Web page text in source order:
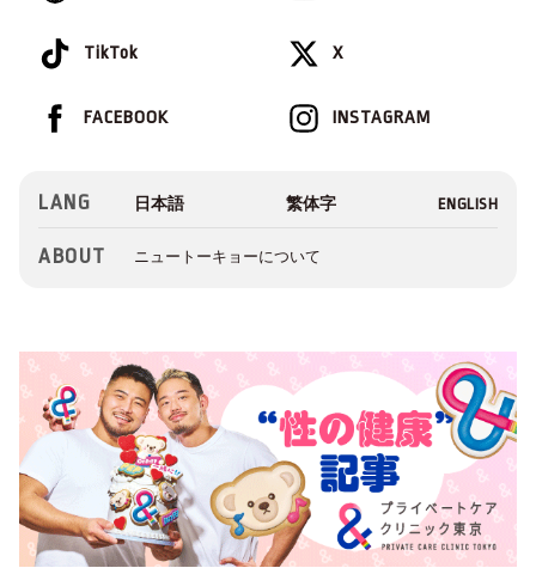
TikTok X
INSTAGRAM
FACEBOOK
LANG
ABOUT ニュートーキョーについて